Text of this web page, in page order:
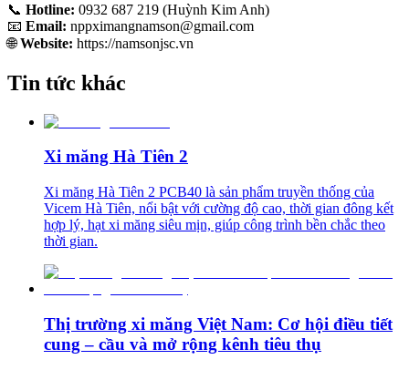
📞 Hotline: 0932 687 219 (Huỳnh Kim Anh)
📧 Email: nppximangnamson@gmail.com
🌐Website: https://namsonjsc.vn
Tin tức khác
Xi măng Hà Tiên 2
Xi măng Hà Tiên 2 PCB40 là sản phẩm truyền thống của
Vicem Hà Tiên, nổi bật với cường độ cao, thời gian đông kết
hợp lý, hạt xi măng siêu mịn, giúp công trình bền chắc theo
thời gian.
Thị trường xi măng Việt Nam: Cơ hội điều tiết
cung – cầu và mở rộng kênh tiêu thụ